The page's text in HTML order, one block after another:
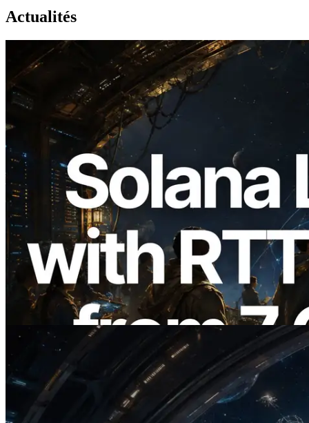
Actualités
2026.08.05
ERPC étend l’API Solana Leader Slot
avec la mesure du ping depuis 7 régions
du monde — l’API Validators
Information est également lancée